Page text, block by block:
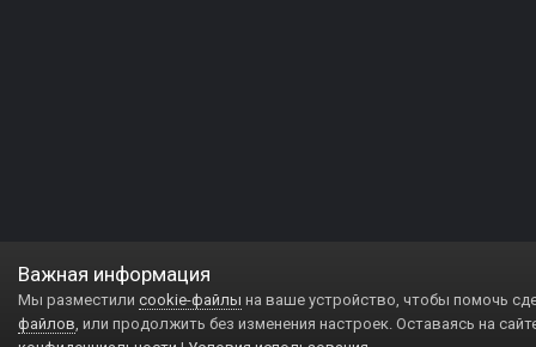
Важная информация
Мы разместили cookie-файлы на ваше устройство, чтобы помочь
файлов, или продолжить без изменения настроек. Оставаясь на